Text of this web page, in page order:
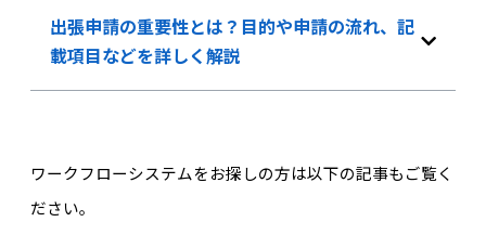
出張申請の重要性とは？目的や申請の流れ、記
載項目などを詳しく解説
ワークフローシステムをお探しの方は以下の記事もご覧く
ださい。